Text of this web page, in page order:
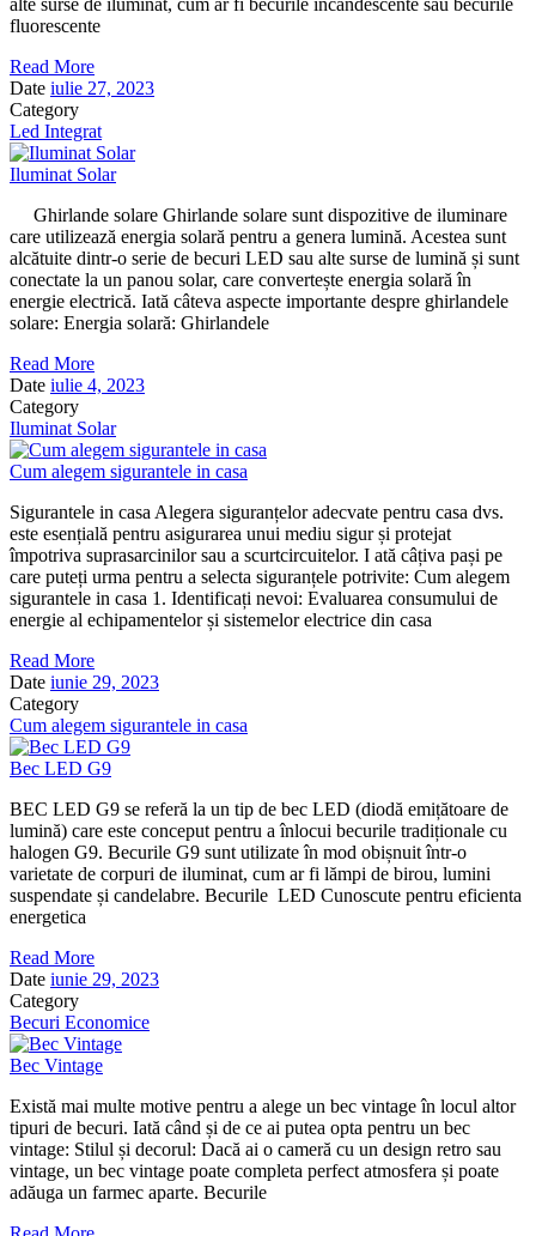
alte surse de iluminat, cum ar fi becurile incandescente sau becurile
fluorescente
Read More
Date iulie 27, 2023
Category
Led Integrat
Iluminat Solar
Ghirlande solare Ghirlande solare sunt dispozitive de iluminare
care utilizează energia solară pentru a genera lumină. Acestea sunt
alcătuite dintr-o serie de becuri LED sau alte surse de lumină și sunt
conectate la un panou solar, care convertește energia solară în
energie electrică. Iată câteva aspecte importante despre ghirlandele
solare: Energia solară: Ghirlandele
Read More
Date iulie 4, 2023
Category
Iluminat Solar
Cum alegem sigurantele in casa
Sigurantele in casa Alegera siguranțelor adecvate pentru casa dvs.
este esențială pentru asigurarea unui mediu sigur și protejat
împotriva suprasarcinilor sau a scurtcircuitelor. I ată câțiva pași pe
care puteți urma pentru a selecta siguranțele potrivite: Cum alegem
sigurantele in casa 1. Identificați nevoi: Evaluarea consumului de
energie al echipamentelor și sistemelor electrice din casa
Read More
Date iunie 29, 2023
Category
Cum alegem sigurantele in casa
Bec LED G9
BEC LED G9 se referă la un tip de bec LED (diodă emițătoare de
lumină) care este conceput pentru a înlocui becurile tradiționale cu
halogen G9. Becurile G9 sunt utilizate în mod obișnuit într-o
varietate de corpuri de iluminat, cum ar fi lămpi de birou, lumini
suspendate și candelabre. Becurile LED Cunoscute pentru eficienta
energetica
Read More
Date iunie 29, 2023
Category
Becuri Economice
Bec Vintage
Există mai multe motive pentru a alege un bec vintage în locul altor
tipuri de becuri. Iată când și de ce ai putea opta pentru un bec
vintage: Stilul și decorul: Dacă ai o cameră cu un design retro sau
vintage, un bec vintage poate completa perfect atmosfera și poate
adăuga un farmec aparte. Becurile